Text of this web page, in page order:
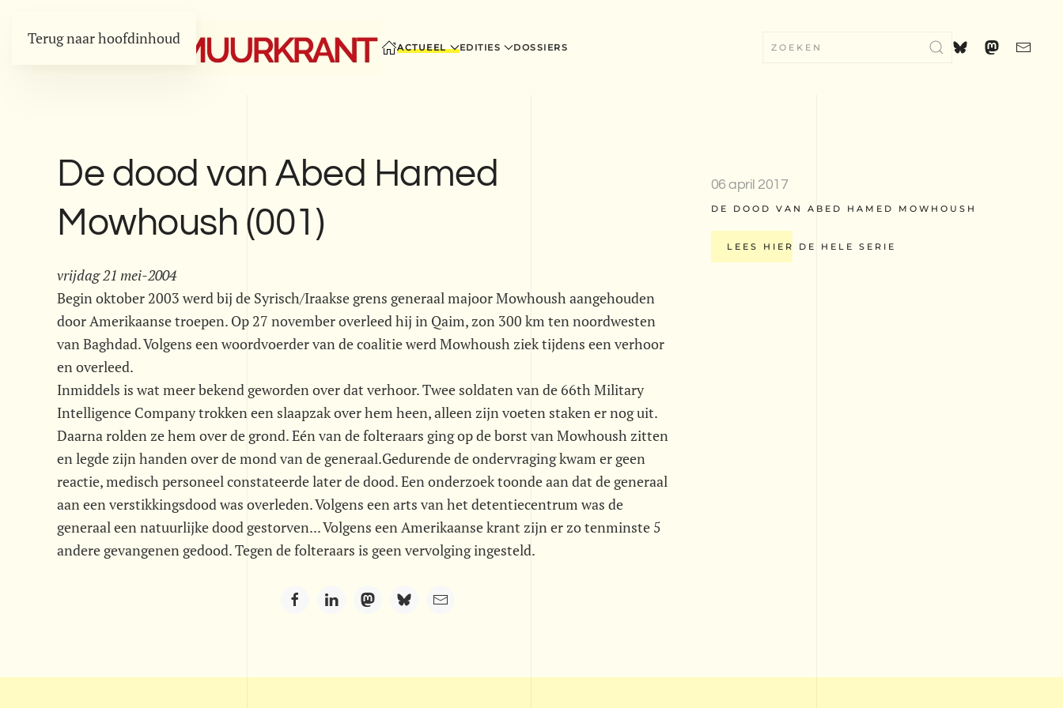
Terug naar hoofdinhoud ACTUEEL EDITIES DOSSIERS
De dood van Abed Hamed
Mowhoush (001)
vrijdag 21 mei-2004
Begin oktober 2003 werd bij de Syrisch/Iraakse grens generaal majoor Mowhoush aangehouden
door Amerikaanse troepen. Op 27 november overleed hij in Qaim, zon 300 km ten noordwesten
van Baghdad. Volgens een woordvoerder van de coalitie werd Mowhoush ziek tijdens een verhoor
en overleed.
Inmiddels is wat meer bekend geworden over dat verhoor. Twee soldaten van de 66th Military
Intelligence Company trokken een slaapzak over hem heen, alleen zijn voeten staken er nog uit.
Daarna rolden ze hem over de grond. Eén van de folteraars ging op de borst van Mowhoush zitten
en legde zijn handen over de mond van de generaal.Gedurende de ondervraging kwam er geen
reactie, medisch personeel constateerde later de dood. Een onderzoek toonde aan dat de generaal
aan een verstikkingsdood was overleden. Volgens een arts van het detentiecentrum was de
generaal een natuurlijke dood gestorven... Volgens een Amerikaanse krant zijn er zo tenminste 5
andere gevangenen gedood. Tegen de folteraars is geen vervolging ingesteld.
06 april 2017
DE DOOD VAN ABED HAMED MOWHOUSH
LEES HIER DE HELE SERIE